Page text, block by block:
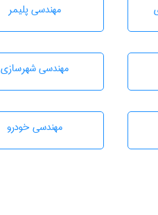
مهندسی پليمر
مهندسی شهرسازی
مهندسی خودرو